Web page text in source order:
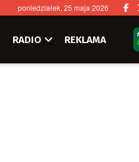
poniedziałek, 25 maja 2026
RADIO REKLAMA